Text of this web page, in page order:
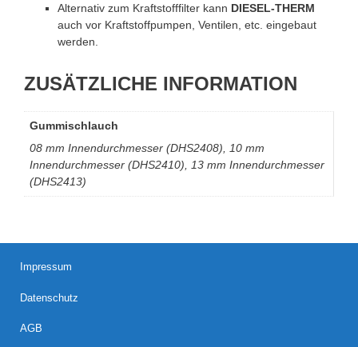
Alternativ zum Kraftstofffilter kann DIESEL-THERM
auch vor Kraftstoffpumpen, Ventilen, etc. eingebaut
werden.
ZUSÄTZLICHE INFORMATION
Gummischlauch
08 mm Innendurchmesser (DHS2408), 10 mm
Innendurchmesser (DHS2410), 13 mm Innendurchmesser
(DHS2413)
Impressum
Datenschutz
AGB